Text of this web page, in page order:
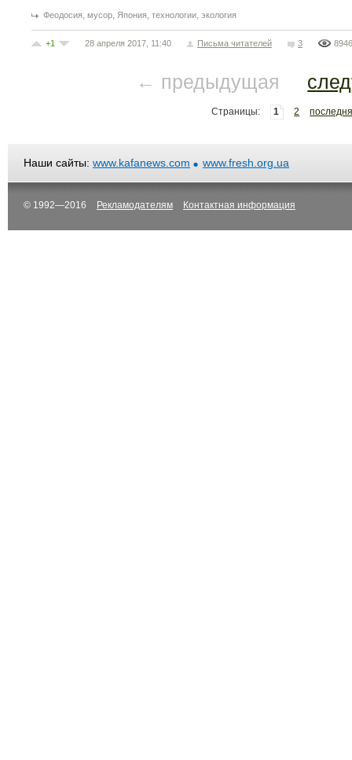
Феодосия, мусор, Япония, технологии, экология
+1 28 апреля 2017, 11:40 Письма читателей 3 8946
← предыдущая
Страницы: 1 2
Наши сайты: www.kafanews.com www.fresh.org.ua
© 1992—2016 Рекламодателям Контактная информация